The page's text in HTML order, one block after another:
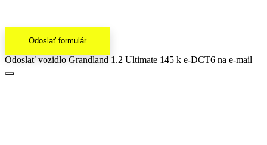
Odoslať formulár
Odoslať vozidlo Grandland 1.2 Ultimate 145 k e-DCT6 na e-mail